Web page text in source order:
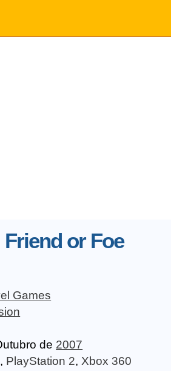
or Foe
Games
de 2007
, PlayStation 2, Xbox 360